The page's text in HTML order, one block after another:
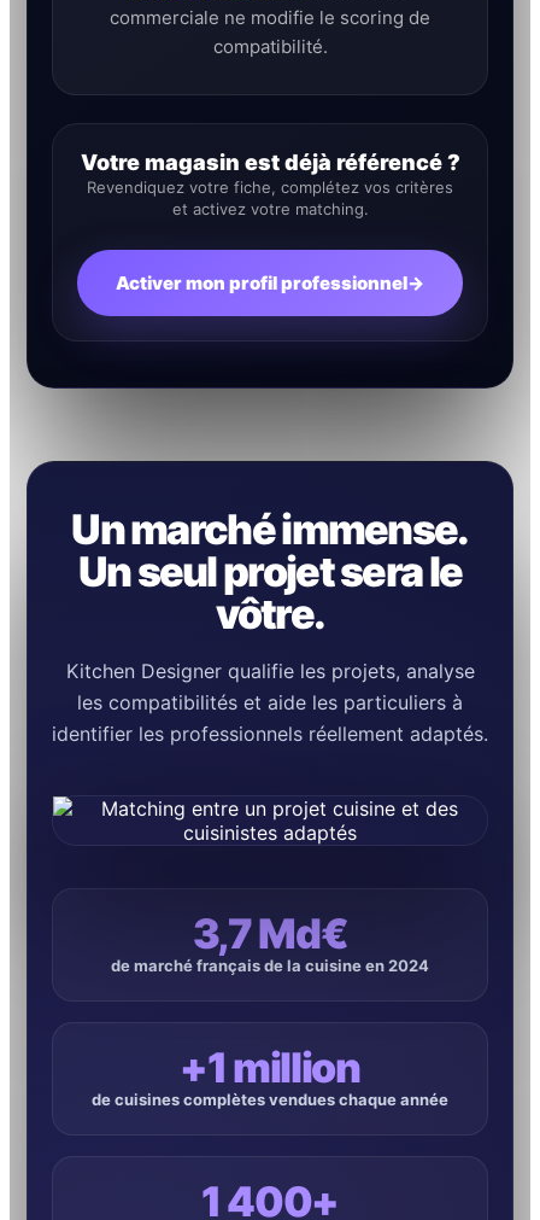
commerciale ne modifie le scoring de
compatibilité.
Votre magasin est déjà référencé ?
Revendiquez votre fiche, complétez vos critères
et activez votre matching.
Activer mon profil professionnel→
Un marché immense.
Un seul projet sera le
vôtre.
Kitchen Designer qualifie les projets, analyse
les compatibilités et aide les particuliers à
identifier les professionnels réellement adaptés.
3,7 Md€
de marché français de la cuisine en 2024
+1 million
de cuisines complètes vendues chaque année
1 400+